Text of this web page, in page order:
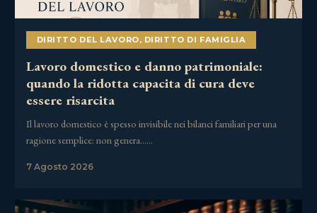
DIRITTO DEL LAVORO, DIRITTO DI FAMIGLIA
Lavoro domestico e danno patrimoniale:
quando la ridotta capacita di cura deve
essere risarcita
Il lavoro domestico è spesso invisibile nei bilanci familiari per una
ragione semplice: non genera……
7 Agosto 2026